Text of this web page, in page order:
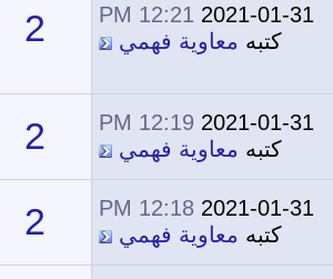
2021-01-31
12:21 PM
كتبه معاوية فهمي 2
2021-01-31
12:19 PM
كتبه معاوية فهمي 2
2021-01-31
12:18 PM
كتبه معاوية فهمي 2